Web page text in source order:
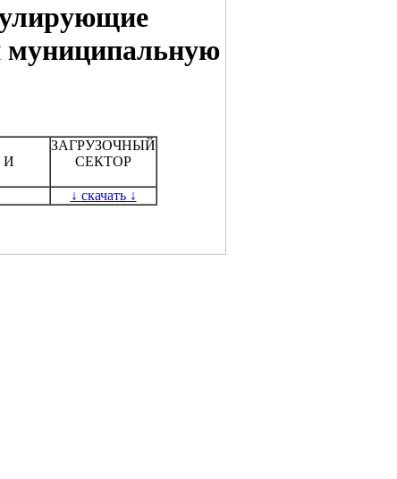
муниципальную
И
ЗАГРУЗОЧНЫЙ
СЕКТОР
↓ скачать ↓